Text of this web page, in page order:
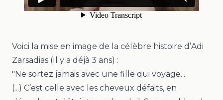
Voici la mise en image de la célèbre histoire d’Adi
Zarsadias (Il y a déjà 3 ans) :
"Ne sortez jamais avec une fille qui voyage...
(...) C’est celle avec les cheveux défaits, en